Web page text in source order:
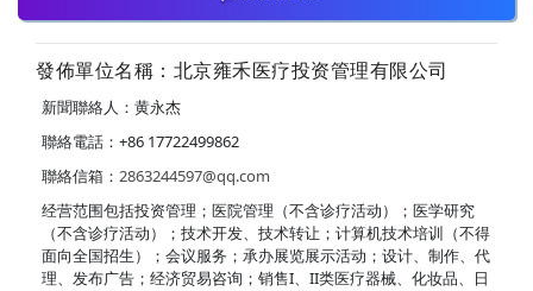
發佈單位名稱：北京雍禾医疗投资管理有限公司
新聞聯絡人：黄永杰
聯絡電話：+86 17722499862
聯絡信箱： 2863244597@qq.com
经营范围包括投资管理；医院管理（不含诊疗活动）；医学研究
（不含诊疗活动）；技术开发、技术转让；计算机技术培训（不得
面向全国招生）；会议服务；承办展览展示活动；设计、制作、代
理、发布广告；经济贸易咨询；销售I、II类医疗器械、化妆品、日